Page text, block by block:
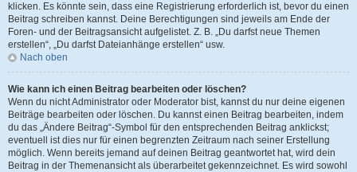
klicken. Es könnte sein, dass eine Registrierung erforderlich ist, bevor du einen
Beitrag schreiben kannst. Deine Berechtigungen sind jeweils am Ende der
Foren- und der Beitragsansicht aufgelistet. Z. B. „Du darfst neue Themen
erstellen“, „Du darfst Dateianhänge erstellen“ usw.
Nach oben
Wie kann ich einen Beitrag bearbeiten oder löschen?
Wenn du nicht Administrator oder Moderator bist, kannst du nur deine eigenen
Beiträge bearbeiten oder löschen. Du kannst einen Beitrag bearbeiten, indem
du das „Ändere Beitrag“-Symbol für den entsprechenden Beitrag anklickst;
eventuell ist dies nur für einen begrenzten Zeitraum nach seiner Erstellung
möglich. Wenn bereits jemand auf deinen Beitrag geantwortet hat, wird dein
Beitrag in der Themenansicht als überarbeitet gekennzeichnet. Es wird sowohl